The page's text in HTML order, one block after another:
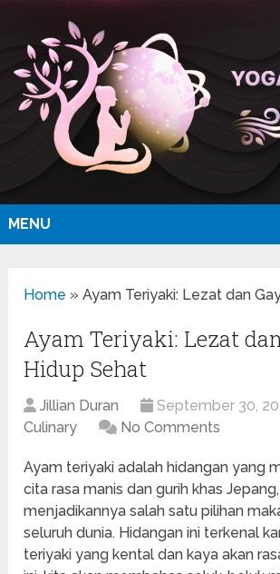
MENU
Home »Ayam Teriyaki: Lezat dan
Ayam Teriyaki: Lezat
Hidup Sehat
Jillian Duran
September 30,
Culinary
No Comments
Ayam teriyaki adalah hidangan yang
cita rasa manis dan gurih khas Jepang,
menjadikannya salah satu pilihan
seluruh dunia. Hidangan ini terkenal
teriyaki yang kental dan kaya akan